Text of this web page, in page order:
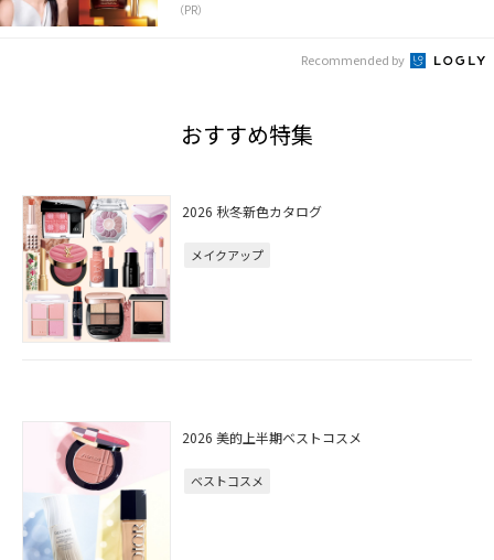
（PR）
Recommended by
おすすめ特集
2026 秋冬新色カタログ
メイクアップ
2026 美的上半期ベストコスメ
ベストコスメ